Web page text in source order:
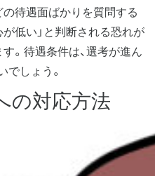
の待遇面ばかりを質問する
低い」と判断される恐れが
。待遇条件は、選考が進ん
しょう。
の対応方法